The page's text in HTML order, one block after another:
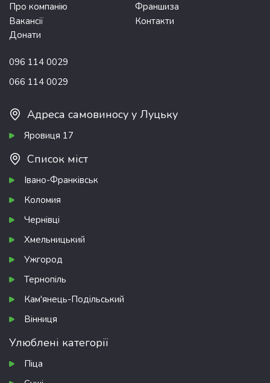
Про компанію
Франшиза
Вакансії
Контакти
Донати
096 114 0029
066 114 0029
Адреса самовиносу у Луцьку
Яровиця 17
Список міст
Івано-Франківськ
Коломия
Чернівці
Хмельницький
Ужгород
Тернопіль
Кам'янець-Подільський
Вінниця
Улюблені категорії
Піца